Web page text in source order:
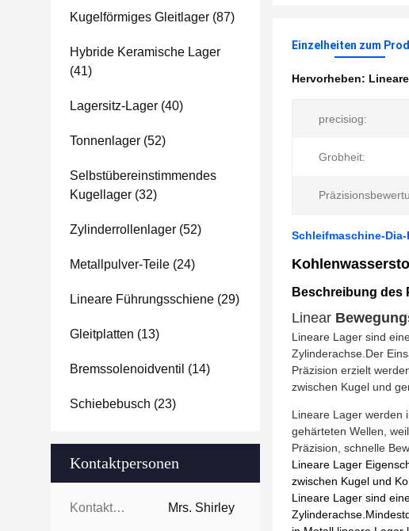
Kugelförmiges Gleitlager (87)
Hybride Keramische Lager
(41)
Lagersitz-Lager (40)
Tonnenlager (52)
Selbstübereinstimmendes
Kugellager (32)
Zylinderrollenlager (52)
Metallpulver-Teile (24)
Lineare Führungsschiene (29)
Gleitplatten (13)
Bremssolenoidventil (14)
Schiebebusch (23)
Kontaktpersonen
Kontaktpersonen: Mrs. Shirley
Einzelheiten zum
Hervorheben:
precisiog:
Grobheit:
Schleifmaschine-
Beschreibung des
Linear
Lineare Lager sind
Zylinderachse.Der
Präzision erzielt
zwischen Kugel und
Lineare Lager werden
gehärteten Wellen,
Präzision, schnelle
Lineare Lager
zwischen Kugel und
Lineare Lager sind